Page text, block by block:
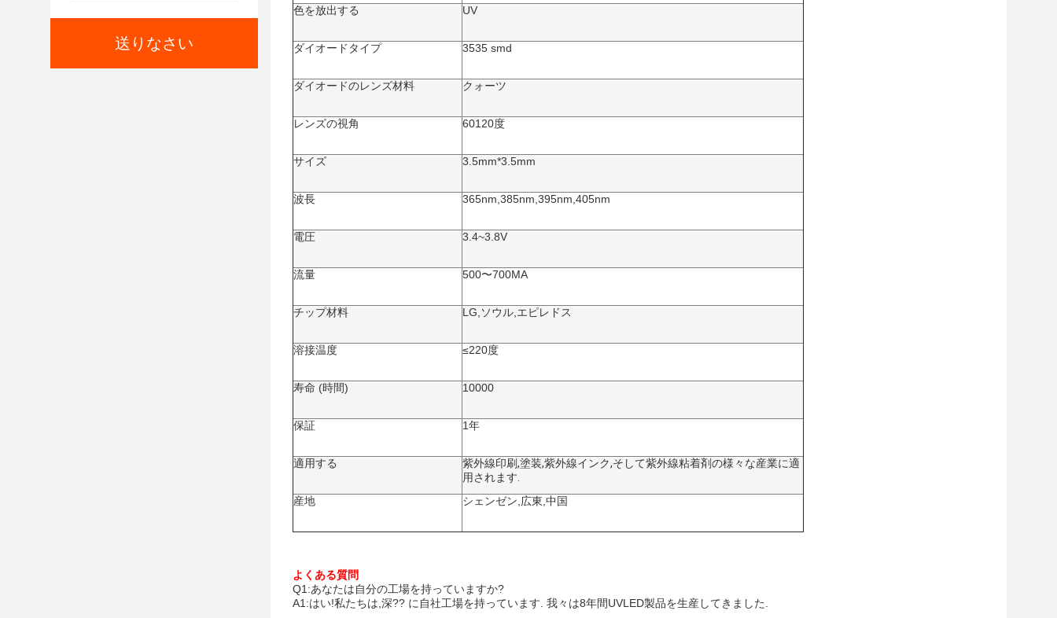
送りなさい
色を放出する UV
ダイオードタイプ 3535 smd
ダイオードのレンズ材料 クォーツ
レンズの視角 60120度
サイズ 3.5mm*3.5mm
波長 365nm,385nm,395nm,405nm
電圧 3.4~3.8V
流量 500〜700MA
チップ材料 LG,ソウル,エピレドス
溶接温度 ≤220度
寿命 (時間) 10000
保証 1年
適用する
紫外線印刷,塗装,紫外線インク,そして紫外線粘着剤の様々な産業に適
用されます.
産地
シェンゼン,広東,中国
よくある質問
Q1:あなたは自分の工場を持っていますか?
A1:はい!私たちは,深?? に自社工場を持っています. 我々は8年間UVLED製品を生産してきました.